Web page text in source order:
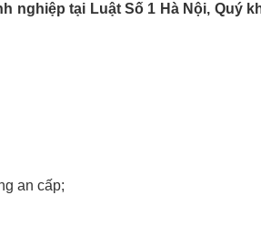
nghiệp tại Luật Số 1 Hà Nội, Quý
an cấp;